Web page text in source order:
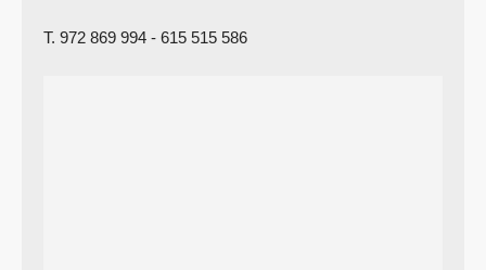
T. 972 869 994 - 615 515 586